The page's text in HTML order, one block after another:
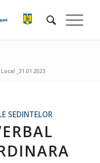
_31.01.2023
SEDINTELOR